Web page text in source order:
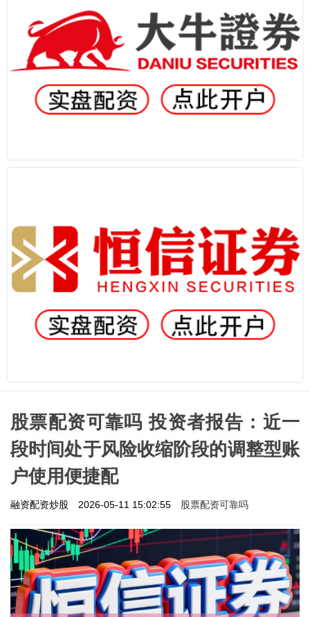
股票配资可靠吗 投资者报告：近一
段时间处于风险收缩阶段的调整型账
户使用便捷配
融资配资炒股 2026-05-11 15:02:55 股票配资可靠吗